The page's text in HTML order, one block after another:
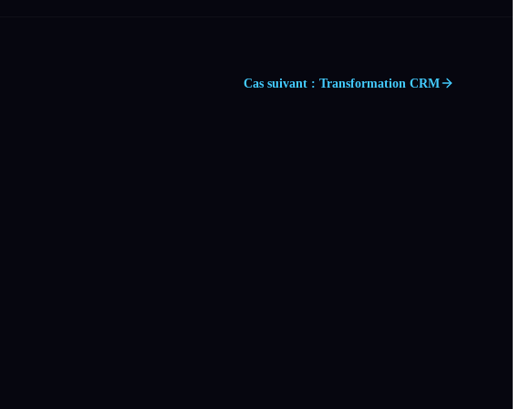
Cas suivant : Transformation CRM